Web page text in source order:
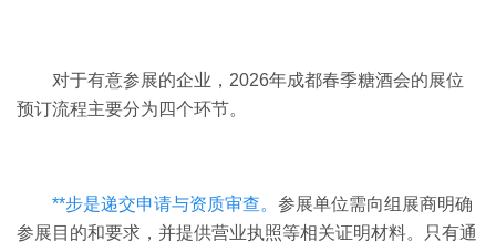
对于有意参展的企业，2026年成都春季糖酒会的展位
预订流程主要分为四个环节。
**步是递交申请与资质审查。 参展单位需向组展商明确
参展目的和要求，并提供营业执照等相关证明材料。只有通